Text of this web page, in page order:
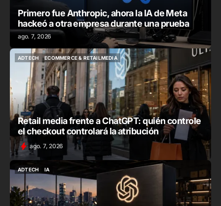
Primero fue Anthropic, ahora la IA de Meta
hackeó a otra empresa durante una prueba
ago. 7, 2026
ADTECH
ADTECH
ECOMMERCE & RETAILMEDIA
ECOMMERCE & RETAILMEDIA
Retail media frente a ChatGPT: quién controle
el checkout controlará la atribución
ago. 7, 2026
ADTECH
IA